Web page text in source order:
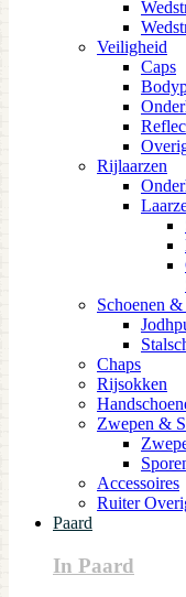
Veiligheid
Caps
Rijlaarzen
Schoenen
Chaps
Rijsokken
Zwepen &
Accessoires
Ruiter
Paard
In Paard